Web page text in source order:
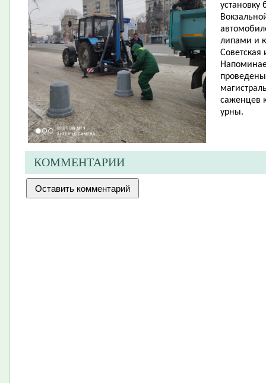
установку
липами и
Советская
проведены
саженцев
урны.
КОММЕНТАРИИ